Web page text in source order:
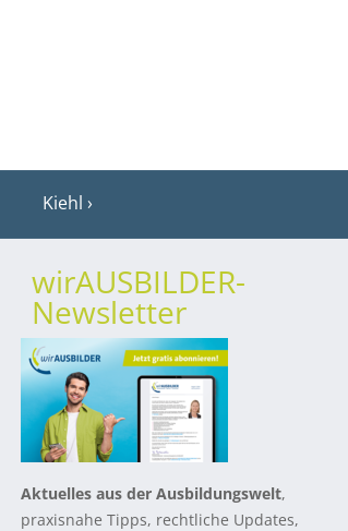
Kiehl
wirAUSBILDER-
Newsletter
Aktuelles aus der Ausbildungswelt,
praxisnahe Tipps, rechtliche Updates,